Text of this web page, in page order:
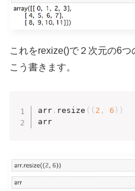
これをrexize()で２次元の6
こう書きます。
arr. resize ( ( 2 , 6 ) )
arr